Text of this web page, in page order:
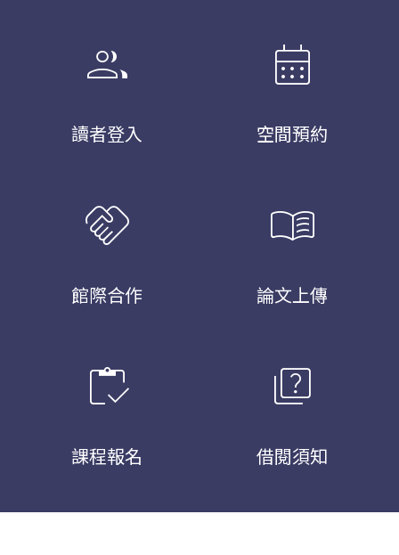
group
讀者登入
calendar_month
空間預約
handshake
館際合作
menu_book
論文上傳
inventory
課程報名
quiz
借閱須知